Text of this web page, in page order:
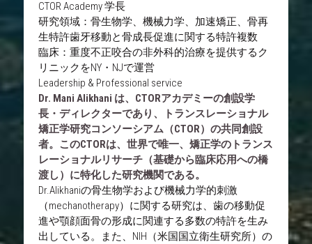
CTOR Academy 学長
研究領域：骨生物学、機械力学、加速矯正、骨再
生特許歯牙移動と骨成長促進に関する特許複数
臨床：重度不正咬合の非外科的治療を提供するク
リニックをNY・NJで運営
Leadership & Professional service
Dr. Mani Alikhani は、CTORアカデミーの創設学
長・ディレクターであり、トランスレーショナル
矯正学研究コンソーシアム（CTOR）の共同創設
者。このCTORは、世界で唯一、矯正学のトランス
レーショナルリサーチ（基礎から臨床応用への橋
渡し）に特化した研究機関である。
Dr.Alikhaniの骨生物学および機械力学的刺激
（mechanotherapy）に関する研究は、歯の移動促
進や顎顔面骨の形成に関連する多数の特許を生み
出している。また、NIH（米国国立衛生研究所）の